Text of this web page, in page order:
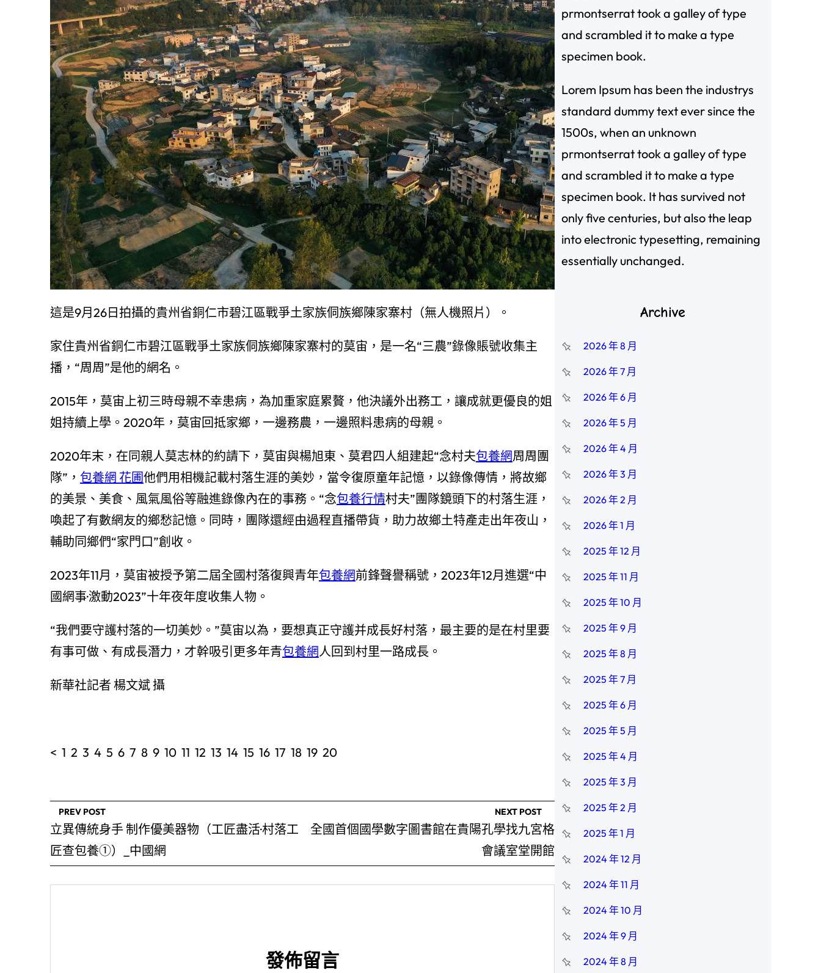
這是9月26日拍攝的貴州省銅仁市碧江區戰爭土家族侗族鄉陳家寨村（無人機照片）。
家住貴州省銅仁市碧江區戰爭土家族侗族鄉陳家寨村的莫宙，是一名“三農”錄像賬號收集主
播，“周周”是他的網名。
2015年，莫宙上初三時母親不幸患病，為加重家庭累贅，他決議外出務工，讓成就更優良的姐
姐持續上學。2020年，莫宙回抵家鄉，一邊務農，一邊照料患病的母親。
2020年末，在同親人莫志林的約請下，莫宙與楊旭東、莫君四人組建起“念村夫包養網周周團
隊”， 包養網 花圃他們用相機記載村落生涯的美妙，當令復原童年記憶，以錄像傳情，將故鄉
的美景、美食、風氣風俗等融進錄像內在的事務。“念包養行情村夫”團隊鏡頭下的村落生涯，
喚起了有數網友的鄉愁記憶。同時，團隊還經由過程直播帶貨，助力故鄉土特產走出年夜山，
輔助同鄉們“家門口”創收。
2023年11月，莫宙被授予第二屆全國村落復興青年包養網前鋒聲譽稱號，2023年12月進選“中
國網事·激動2023”十年夜年度收集人物。
“我們要守護村落的一切美妙。”莫宙以為，要想真正守護并成長好村落，最主要的是在村里要
有事可做、有成長潛力，才幹吸引更多年青包養網人回到村里一路成長。
新華社記者 楊文斌 攝
< 1 2 3 4 5 6 7 8 9 10 11 12 13 14 15 16 17 18 19 20
PREV POST
立異傳統身手 制作優美器物（工匠盡活·村落工
匠查包養①）_中國網
NEXT POST
全國首個國學數字圖書館在貴陽孔學找九宮格
會議室堂開館
發佈留言
prmontserrat took a galley of type
and scrambled it to make a type
specimen book.
Lorem Ipsum has been the industrys
standard dummy text ever since the
1500s, when an unknown
prmontserrat took a galley of type
and scrambled it to make a type
specimen book. It has survived not
only five centuries, but also the leap
into electronic typesetting, remaining
essentially unchanged.
Archive
2026 年 8 月
2026 年 7 月
2026 年 6 月
2026 年 5 月
2026 年 4 月
2026 年 3 月
2026 年 2 月
2026 年 1 月
2025 年 12 月
2025 年 11 月
2025 年 10 月
2025 年 9 月
2025 年 8 月
2025 年 7 月
2025 年 6 月
2025 年 5 月
2025 年 4 月
2025 年 3 月
2025 年 2 月
2025 年 1 月
2024 年 12 月
2024 年 11 月
2024 年 10 月
2024 年 9 月
2024 年 8 月